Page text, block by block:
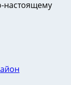
настоящему